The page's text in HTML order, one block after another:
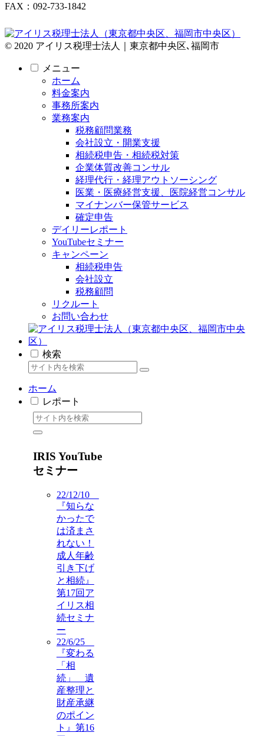
FAX：092-733-1842
© 2020 アイリス税理士法人｜東京都中央区､福岡市
メニュー
ホーム
料金案内
事務所案内
業務案内
税務顧問業務
会社設立・開業支援
相続税申告・相続税対策
企業体質改善コンサル
経理代行・経理アウトソーシング
医業・医療経営支援、医院経営コンサル
マイナンバー保管サービス
確定申告
デイリーレポート
YouTubeセミナー
キャンペーン
相続税申告
会社設立
税務顧問
リクルート
お問い合わせ
検索
ホーム
レポート
IRIS YouTube
セミナー
22/12/10
『知らな
かったで
は済まさ
れない！
成人年齢
引き下げ
と相続』
第17回ア
イリス相
続セミナ
ー
22/6/25
『変わる
「相
続」 遺
産整理と
財産承継
のポイン
ト』第16